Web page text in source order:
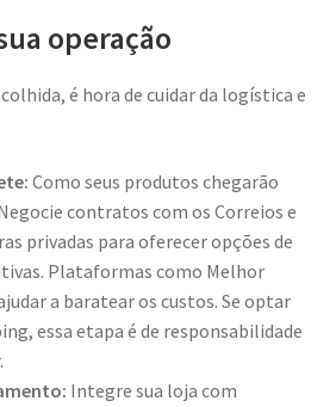
operação
é hora de cuidar da logística e
Como seus produtos chegarão
contratos com os Correios e
privadas para oferecer opções de
Plataformas como Melhor
a baratear os custos. Se optar
essa etapa é de responsabilidade
Integre sua loja com